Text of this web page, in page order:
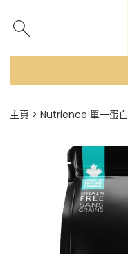
主頁 Nutrience 單一蛋